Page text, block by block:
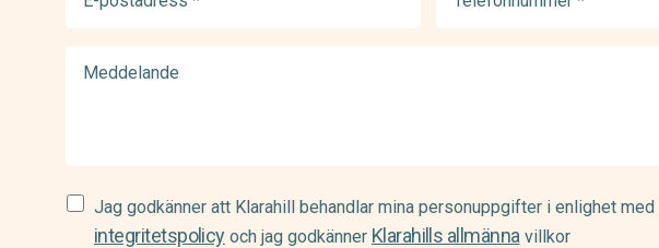
postadress
Samtycke
(Required)
Jag godkänner att Klarahill behandlar mina personuppgifter i enlighet med
integritetspolicyoch jag godkänner Klarahills allmännavillkor